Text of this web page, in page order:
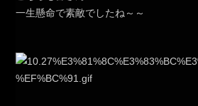
一生懸命で素敵でしたね～～